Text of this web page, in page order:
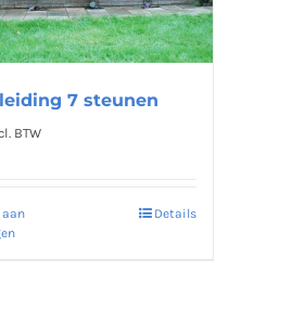
7 steunen
BTW
aan
Details